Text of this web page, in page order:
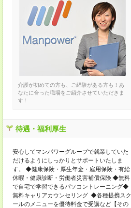
介護が初めての方も、ご経験がある方も！あ
なたに合った職場をご紹介させていただきま
す！
待遇・福利厚生
安心してマンパワーグループで就業していた
だけるようにしっかりとサポートいたしま
す。 ◆健康保険・厚生年金・雇用保険・有給
休暇・健康診断・労働者災害補償保険 ◆無料
で自宅で学習できるパソコントレーニング◆
無料キャリアカウンセリング ◆各種提携スク
ールのメニューを優待料金で受講など【その